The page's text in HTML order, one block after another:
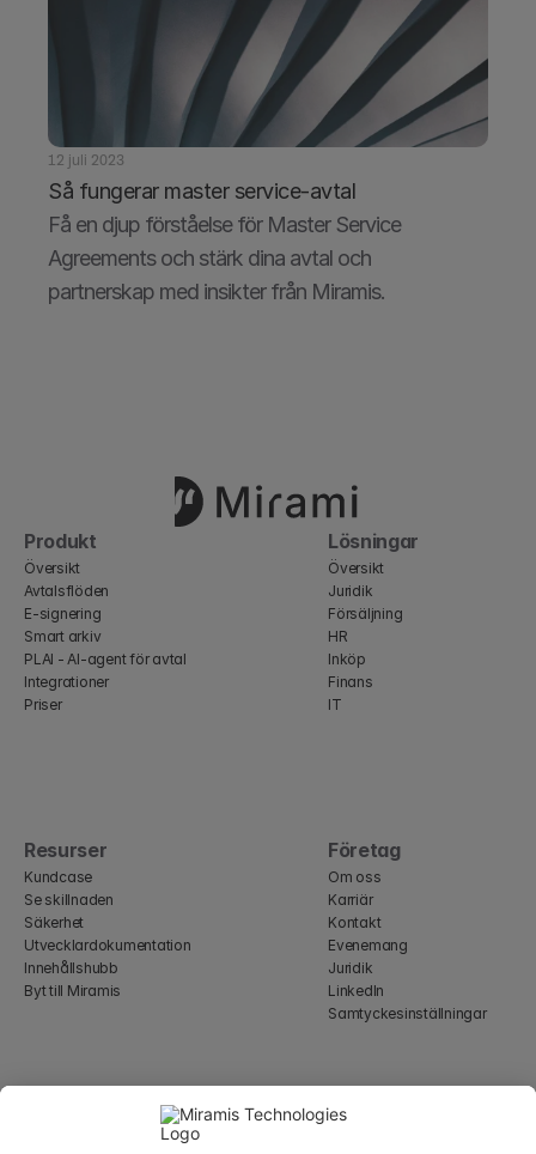
12 juli 2023
Så fungerar master service-avtal
Få en djup förståelse för Master Service
Agreements och stärk dina avtal och
partnerskap med insikter från Miramis.
Produkt
Översikt
Avtalsflöden
E-signering
Smart arkiv
PLAI - AI-agent för avtal
Integrationer
Priser
Lösningar
Översikt
Juridik
Försäljning
HR
Inköp
Finans
IT
Resurser
Kundcase
Se skillnaden
Säkerhet
Utvecklardokumentation
Innehållshubb
Byt till Miramis
Företag
Om oss
Karriär
Kontakt
Evenemang
Juridik
LinkedIn
Samtyckesinställningar